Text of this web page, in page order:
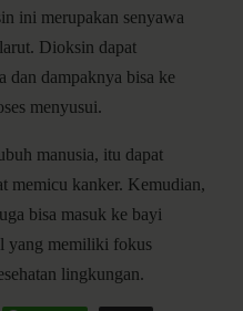
ini merupakan senyawa
Dioksin dapat
dan dampaknya bisa ke
menyusui.
manusia, itu dapat
memicu kanker. Kemudian,
bisa masuk ke bayi
yang memiliki fokus
lingkungan.